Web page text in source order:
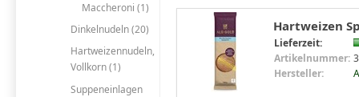
Maccheroni (1)
Dinkelnudeln (20)
Hartweizennudeln,
Vollkorn (1)
Suppeneinlagen
Hartweizen
Lieferzeit:
Artikelnummer:
Hersteller: